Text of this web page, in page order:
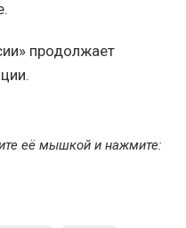
продолжает
её мышкой и нажмите: